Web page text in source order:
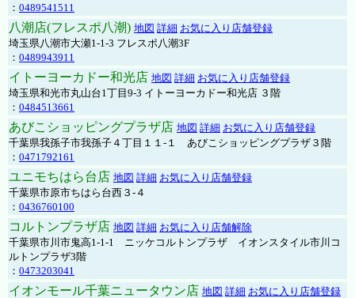
： 0489541511
八潮店(フレスポ八潮) 地図 詳細 お気に入り店舗登録
埼玉県八潮市大瀬1-1-3 フレスポ八潮3F
： 0489943911
イトーヨーカドー和光店 地図 詳細 お気に入り店舗登録
埼玉県和光市丸山台1丁目9-3 イトーヨーカドー和光店 ３階
： 0484513661
あびこショッピングプラザ店 地図 詳細 お気に入り店舗登録
千葉県我孫子市我孫子４丁目１１-１ あびこショッピングプラザ３階
： 0471792161
ユニモちはら台店 地図 詳細 お気に入り店舗登録
千葉県市原市ちはら台西３-４
： 0436760100
コルトンプラザ店 地図 詳細 お気に入り店舗解除
千葉県市川市鬼高1-1-1 ニッケコルトンプラザ イオンスタイル市川コ
ルトンプラザ3階
： 0473203041
イオンモール千葉ニュータウン店 地図 詳細 お気に入り店舗登録